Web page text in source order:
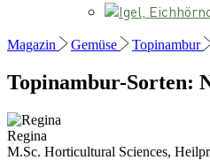
Igel,
Magazin Gemüse Topinambur
Topinambur-Sorten:
Regina
M.Sc. Horticultural Sciences,